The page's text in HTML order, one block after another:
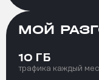
МОЙ
10 ГБ
трафика каждый